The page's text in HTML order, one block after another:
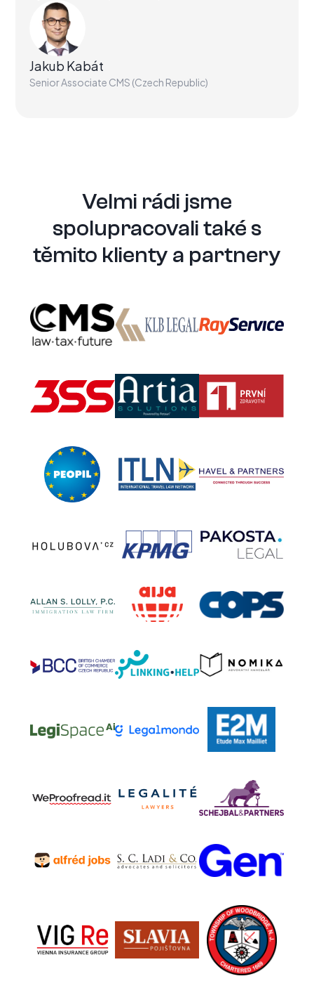
Jakub Kabát
Senior Associate CMS (Czech Republic)
Velmi rádi jsme
spolupracovali také s
těmito klienty a partnery